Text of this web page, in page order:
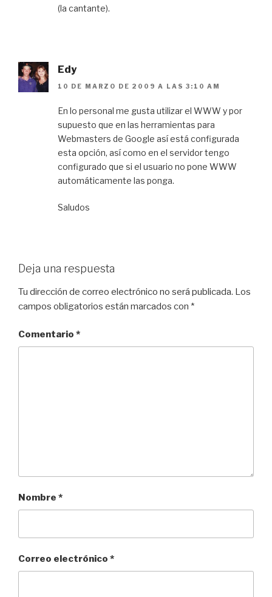
(la cantante).
Edy
10 DE MARZO DE 2009 A LAS 3:10 AM
En lo personal me gusta utilizar el WWW y por
supuesto que en las herramientas para
Webmasters de Google así está configurada
esta opción, así como en el servidor tengo
configurado que si el usuario no pone WWW
automáticamente las ponga.
Saludos
Deja una respuesta
Tu dirección de correo electrónico no será publicada. Los
campos obligatorios están marcados con *
Comentario *
Nombre *
Correo electrónico *